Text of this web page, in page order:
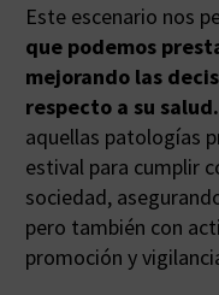
Este escenario nos
que podemos
mejorando las
respecto a su salud.
aquellas patologías
estival para cumplir
sociedad,
pero también con
promoción y